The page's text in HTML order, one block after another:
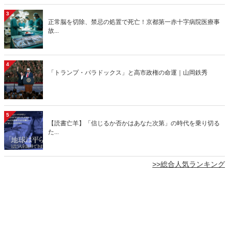
3
正常脳を切除、禁忌の処置で死亡！京都第一赤十字病院医療事
故...
4
「トランプ・パラドックス」と高市政権の命運｜山岡鉄秀
5
【読書亡羊】「信じるか否かはあなた次第」の時代を乗り切る
た...
>>総合人気ランキング